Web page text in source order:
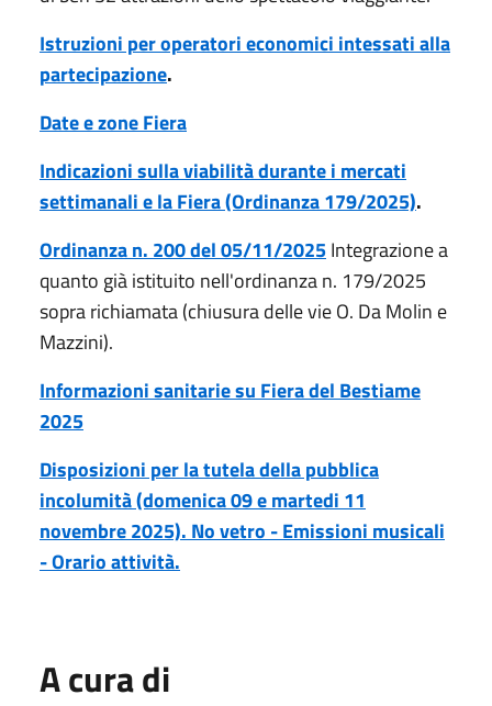
Istruzioni per operatori economici intessati alla
partecipazione.
Date e zone Fiera
Indicazioni sulla viabilità durante i mercati
settimanali e la Fiera (Ordinanza 179/2025).
Ordinanza n. 200 del 05/11/2025Integrazione a
quanto già istituito nell'ordinanza n. 179/2025
sopra richiamata (chiusura delle vie O. Da Molin e
Mazzini).
Informazioni sanitarie su Fiera del Bestiame
2025
Disposizioni per la tutela della pubblica
incolumità (domenica 09 e martedi 11
novembre 2025). No vetro - Emissioni musicali
- Orario attività.
A cura di